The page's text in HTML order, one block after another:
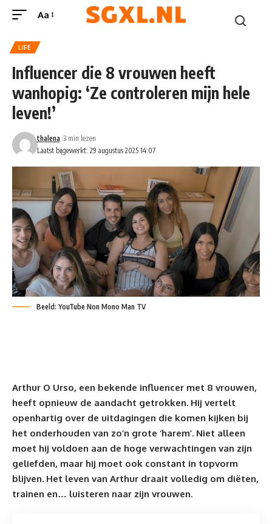
Aa
LIFE
Influencer die 8 vrouwen heeft
wanhopig: ‘Ze controleren mijn hele
leven!’
Laatst bijgewerkt: 29 augustus 2025 14:07
thalena 3 min lezen
Beeld: YouTube Non Mono Man TV
Arthur O Urso, een bekende influencer met 8 vrouwen,
heeft opnieuw de aandacht getrokken. Hij vertelt
openhartig over de uitdagingen die komen kijken bij
het onderhouden van zo’n grote ‘harem’. Niet alleen
moet hij voldoen aan de hoge verwachtingen van zijn
geliefden, maar hij moet ook constant in topvorm
blijven. Het leven van Arthur draait volledig om diëten,
trainen en… luisteren naar zijn vrouwen.